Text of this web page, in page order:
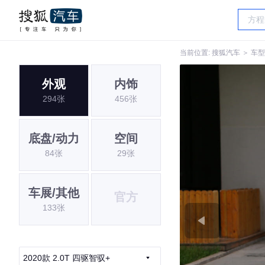
当前位置: 搜狐汽车 ＞ 车
外观
294张
内饰
456张
底盘/动力
84张
空间
29张
车展/其他
133张
官方
2020款 2.0T 四驱智驭+